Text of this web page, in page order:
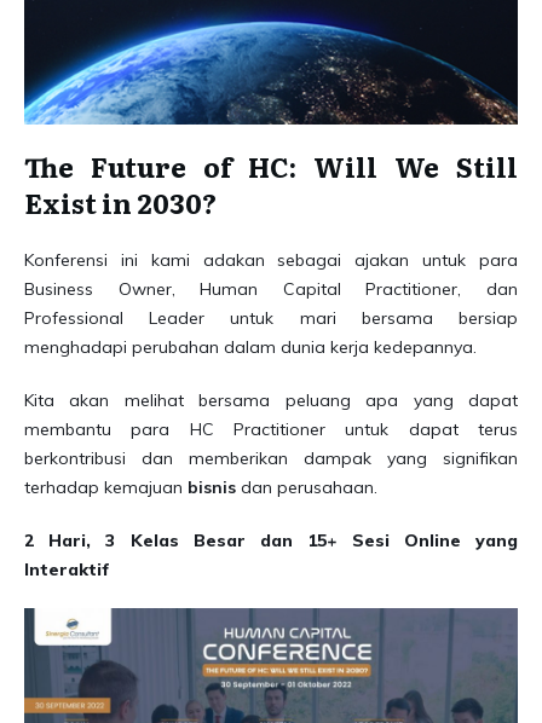
The Future of HC: Will We Still
Exist in 2030?
Konferensi ini kami adakan sebagai ajakan untuk para
Business Owner, Human Capital Practitioner, dan
Professional Leader untuk mari bersama bersiap
menghadapi perubahan dalam dunia kerja kedepannya.
Kita akan melihat bersama peluang apa yang dapat
membantu para HC Practitioner untuk dapat terus
berkontribusi dan memberikan dampak yang signifikan
terhadap kemajuan bisnis dan perusahaan.
2 Hari, 3 Kelas Besar dan 15+ Sesi Online yang
Interaktif